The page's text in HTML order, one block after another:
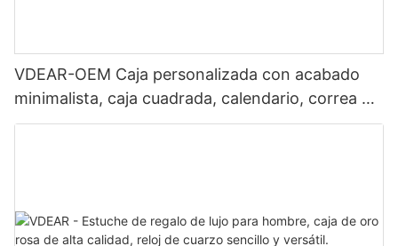
VDEAR-OEM Caja personalizada con acabado
minimalista, caja cuadrada, calendario, correa de
acero inoxidable, ideal para negocios, uso diario